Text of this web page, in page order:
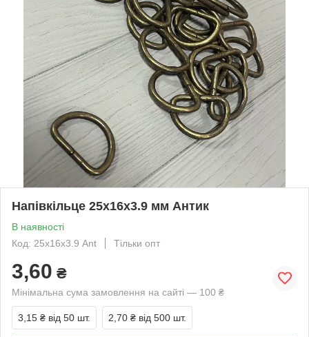
Напівкільце 25х16х3.9 мм Антик
В наявності
Код: 25х16х3.9 Ant
Тільки опт
3,60 ₴
Мінімальна сума замовлення на сайті — 100 ₴
3,15 ₴ від 50 шт. 2,70 ₴ від 500 шт.